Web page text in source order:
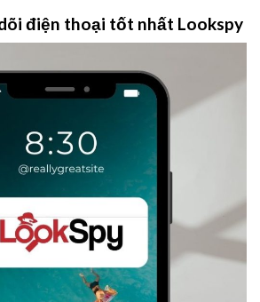
điện thoại tốt nhất Lookspy